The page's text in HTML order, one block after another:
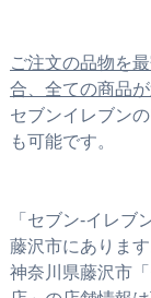
ご注文の品物を
合、全ての商品が
セブンイレブン
も可能です。
「セブン‐イレ
藤沢市にあります
神奈川県藤沢市